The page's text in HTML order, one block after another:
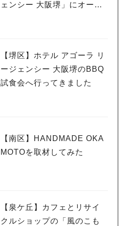
ェンシー 大阪堺」にオープ
【堺区】ホテル アゴーラ リ
ージェンシー 大阪堺のBBQ
試食会へ行ってきました
【南区】HANDMADE OKA
MOTOを取材してみた
【泉ケ丘】カフェとリサイ
クルショップの「風のこも